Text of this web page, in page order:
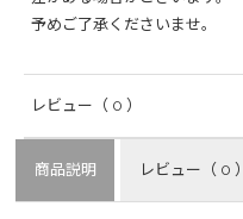
予めご了承くださいませ。
レビュー （ 0 ）
商品説明 レビュー （ 0 ）